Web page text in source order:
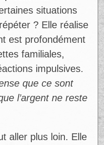
pour remettre de